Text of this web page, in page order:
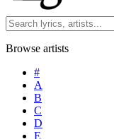
Browse artists
#
A
B
C
D
E